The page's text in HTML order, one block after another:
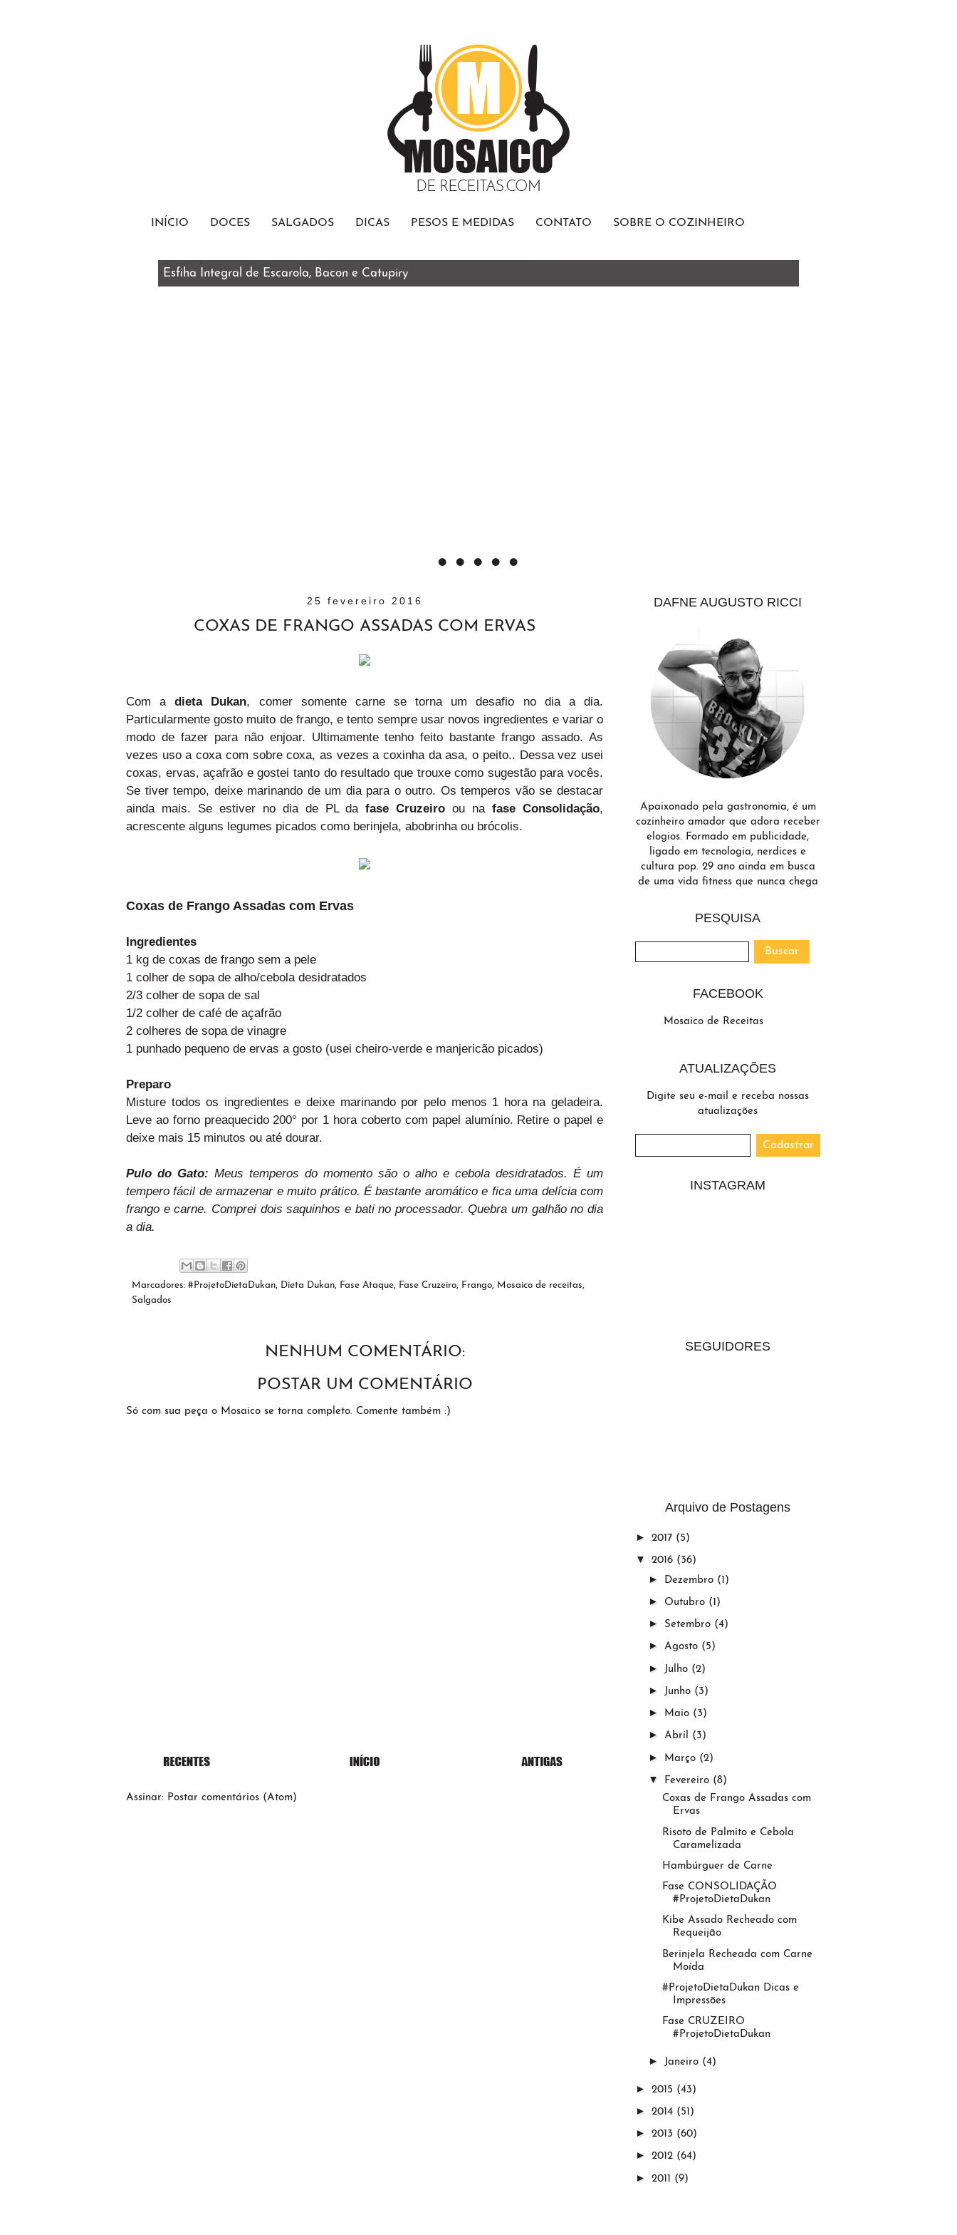
INÍCIO DOCES SALGADOS DICAS PESOS E MEDIDAS CONTATO SOBRE O COZINHEIRO
Esfiha Integral de Escarola, Bacon e Catupiry
25 fevereiro 2016
COXAS DE FRANGO ASSADAS COM ERVAS
Com adieta Dukan , comer somente carne se torna um desafio no dia a dia.
Particularmente gosto muito de frango, e tento sempre usar novos ingredientes e variar o
modo de fazer para não enjoar. Ultimamente tenho feito bastante frango assado. As
vezes uso a coxa com sobre coxa, as vezes a coxinha da asa, o peito.. Dessa vez usei
coxas, ervas, açafrão e gostei tanto do resultado que trouxe como sugestão para vocês.
Se tiver tempo, deixe marinando de um dia para o outro. Os temperos vão se destacar
ainda mais. Se estiver no dia de PL dafase Cruzeiro ou na fase Consolidação
acrescente alguns legumes picados como berinjela, abobrinha ou brócolis.
Coxas de Frango Assadas com Ervas
Ingredientes
1 kg de coxas de frango sem a pele
1 colher de sopa de alho/cebola desidratados
2/3 colher de sopa de sal
1/2 colher de café de açafrão
2 colheres de sopa de vinagre
1 punhado pequeno de ervas a gosto (usei cheiro-verde e manjericão picados)
Preparo
Misture todos os ingredientes e deixe marinando por pelo menos 1 hora na geladeira.
Leve ao forno preaquecido 200° por 1 hora coberto com papel alumínio. Retire o papel e
deixe mais 15 minutos ou até dourar.
Pulo do Gato: Meus temperos do momento são o alho e cebola desidratados. É um
tempero fácil de armazenar e muito prático. É bastante aromático e fica uma delícia com
frango e carne. Comprei dois saquinhos e bati no processador. Quebra um galhão no dia
a dia.
Marcadores: #ProjetoDietaDukan, Dieta Dukan, Fase Ataque, Fase Cruzeiro, Frango, Mosaico de receitas,
Salgados
NENHUM COMENTÁRIO:
POSTAR UM COMENTÁRIO
Só com sua peça o Mosaico se torna completo. Comente também :)
Assinar: Postar comentários (Atom)
DAFNE AUGUSTO RICCI
Apaixonado pela gastronomia, é um
cozinheiro amador que adora receber
elogios. Formado em publicidade,
ligado em tecnologia, nerdices e
cultura pop. 29 ano ainda em busca
de uma vida fitness que nunca chega
PESQUISA
FACEBOOK
Mosaico de Receitas
ATUALIZAÇÕES
Digite seu e-mail e receba nossas
atualizações
INSTAGRAM
SEGUIDORES
Arquivo de Postagens
► 2017 (5)
▼ 2016 (36)
► Dezembro (1)
► Outubro (1)
► Setembro (4)
► Agosto (5)
► Julho (2)
► Junho (3)
► Maio (3)
► Abril (3)
► Março (2)
▼ Fevereiro (8)
Coxas de Frango Assadas com
Ervas
Risoto de Palmito e Cebola
Caramelizada
Hambúrguer de Carne
Fase CONSOLIDAÇÃO
#ProjetoDietaDukan
Kibe Assado Recheado com
Requeijão
Berinjela Recheada com Carne
Moída
#ProjetoDietaDukan Dicas e
Impressões
Fase CRUZEIRO
#ProjetoDietaDukan
► Janeiro (4)
► 2015 (43)
► 2014 (51)
► 2013 (60)
► 2012 (64)
► 2011 (9)